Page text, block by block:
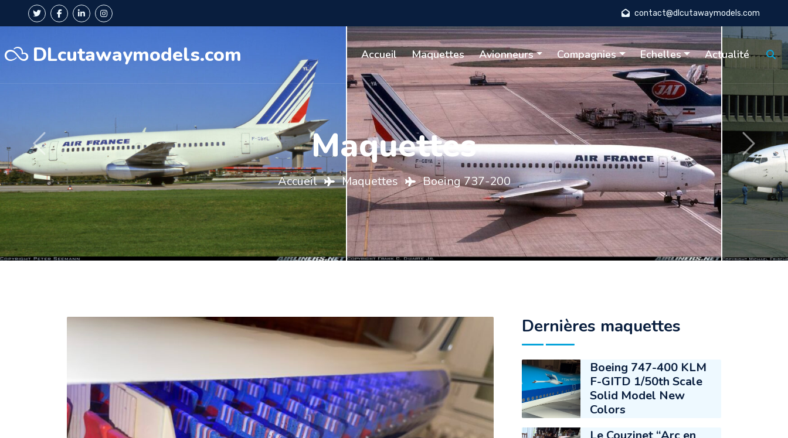
contact@dlcutawaymodels.com
DLcutawaymodels.com Accueil Maquettes Avionneurs Compagnies Echelles Actualité
Maquettes
Accueil Maquettes Boeing 737-200
Précédent Suivant
Dernières maquettes
Boeing 747-400 KLM
F-GITD 1/50th Scale
Solid Model New
Colors